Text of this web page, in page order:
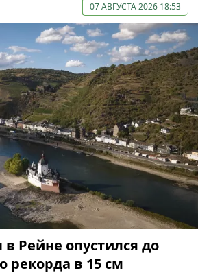
07 АВГУСТА 2026 18:53
Рейне опустился до
рекорда в 15 см